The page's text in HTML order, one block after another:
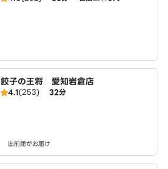
餃子の王将 愛知岩倉店
4.1(253) 32分
出前館がお届け